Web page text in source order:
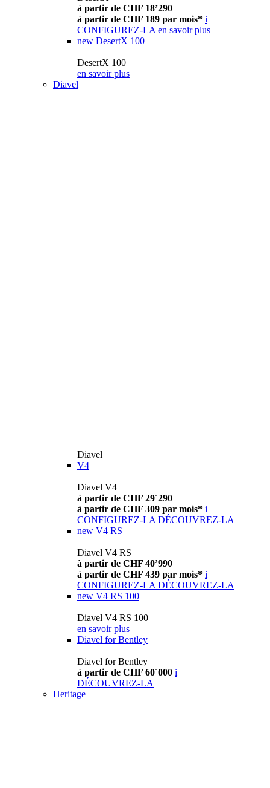
à partir de CHF 18’290
à partir de CHF 189 par mois* i
CONFIGUREZ-LA en savoir plus
new DesertX 100
DesertX 100
en savoir plus
Diavel
Diavel
V4
Diavel V4
à partir de CHF 29´290
à partir de CHF 309 par mois* i
CONFIGUREZ-LA DÉCOUVREZ-LA
new V4 RS
Diavel V4 RS
à partir de CHF 40’990
à partir de CHF 439 par mois* i
CONFIGUREZ-LA DÉCOUVREZ-LA
new V4 RS 100
Diavel V4 RS 100
en savoir plus
Diavel for Bentley
Diavel for Bentley
à partir de CHF 60´000 i
DÉCOUVREZ-LA
Heritage